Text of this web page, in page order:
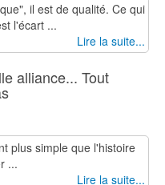
il est de qualité. Ce qui
l'écart ...
Lire la suite...
alliance... Tout
plus simple que l'histoire
...
Lire la suite...